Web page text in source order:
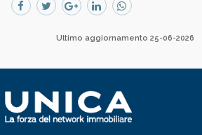
Ultimo aggiornamento 25-06-2026